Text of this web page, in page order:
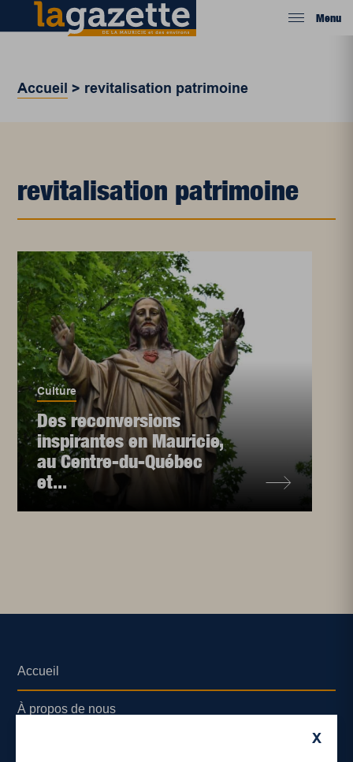
Menu
Accueil > revitalisation patrimoine
revitalisation patrimoine
Culture
Des reconversions
inspirantes en Mauricie,
au Centre-du-Québec
et...
X
Accueil
À propos de nous